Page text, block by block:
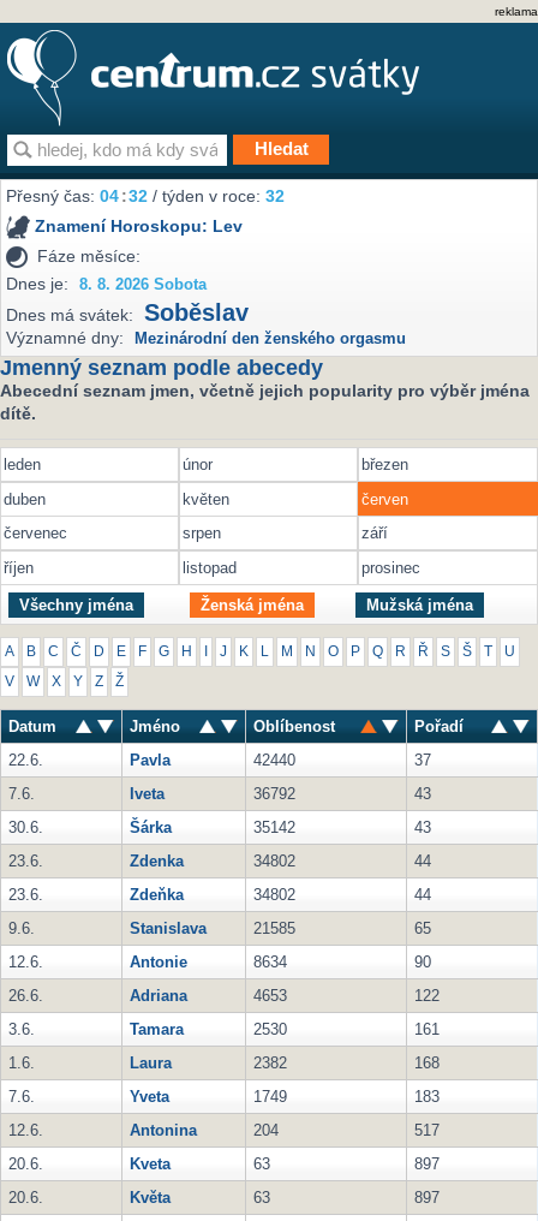
reklama
Přesný čas:04 32 / týden v roce:32
Znamení Horoskopu: Lev
Fáze měsíce:
Dnes je:
8. 8. 2026 Sobota
Dnes má svátek: Soběslav
Významné dny: Mezinárodní den ženského orgasmu
Jmenný seznam podle abecedy
Abecední seznam jmen, včetně jejich popularity pro výběr jména
dítě.
leden únor
březen
duben
květen
červen
červenec
srpen
září
říjen
listopad prosinec
Všechny jména Ženská jména Mužská jména
A B C Č D E F G H J K M N O P Q R Ř S Š U
V W X Y Z Ž
Datum Jméno Oblíbenost
Pořadí
22.6.
Pavla 42440
37
7.6.
Iveta 36792
43
30.6.
Šárka 35142
43
23.6.
Zdenka 34802
44
23.6.
Zdeňka 34802
44
9.6.
Stanislava 21585
65
12.6.
Antonie 8634
90
26.6.
Adriana 4653
122
3.6.
Tamara 2530
161
1.6.
Laura 2382
168
7.6.
Yveta 1749
183
12.6.
Antonina 204
517
20.6.
Kveta 63
897
20.6.
Květa 63
897